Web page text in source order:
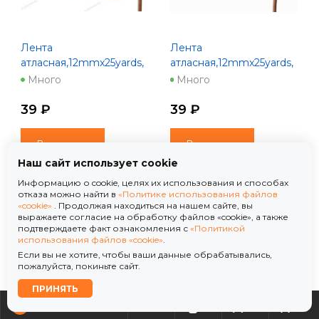
Лента
атласная,12mmx25yards,
цв. лососевый
Много
39 ₽
В корзину
Лента
атласная,12mmx25yards,
цв. малиновый
Много
39 ₽
В корзину
Наш сайт использует cookie
Информацию о cookie, целях их использования и способах
отказа можно найти в «Политике использования файлов
«cookie» . Продолжая находиться на нашем сайте, вы
выражаете согласие на обработку файлов «cookie», а также
подтверждаете факт ознакомления с «Политикой
использования файлов «cookie».
Если вы не хотите, чтобы ваши данные обрабатывались,
пожалуйста, покиньте сайт.
ПРИНЯТЬ